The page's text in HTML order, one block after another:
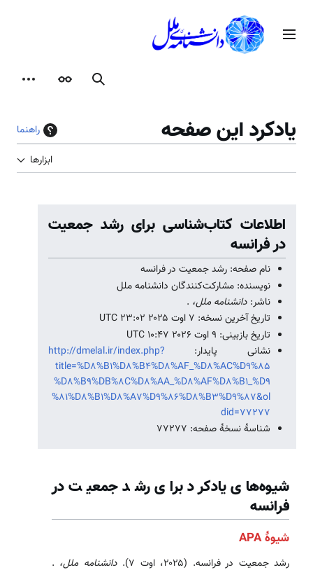
محتوامنوی اصلی
جستجوظاهر
یادکرد این صفحه
راهنما
ابزارها
اطلاعات کتاب‌شناسی برای رشد جمعیت
در فرانسه
نام صفحه: رشد جمعیت در فرانسه
نویسنده: مشارکت‌کنندگان دانشنامه ملل
ناشر:دانشنامه ملل، .
تاریخ آخرین نسخه: ۷ اوت ۲۰۲۵ ‏۲۳:۰۲ UTC
تاریخ بازبینی: ۹ اوت ۲۰۲۶ ‏۱۰:۴۷ UTC
نشانی پایدار: http://dmelal.ir/index.php?
title=%D8%B1%D8%B4%D8%AF_%D8%AC%D9%85
%D8%B9%DB%8C%D8%AA_%D8%AF%D8%B1_%D9
%81%D8%B1%D8%A7%D9%86%D8%B3%D9%87&ol
did=77277
شناسهٔ نسخهٔ صفحه: 77277
شیوه‌های یادکرد برای رشد جمعیت در
فرانسه
شیوهٔ APA
رشد جمعیت در فرانسه. (۲۰۲۵، اوت ۷). دانشنامه ملل، .